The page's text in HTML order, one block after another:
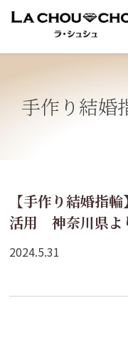
手作り結婚
【手作り結婚指
活用 神奈川県よ
2024.5.31